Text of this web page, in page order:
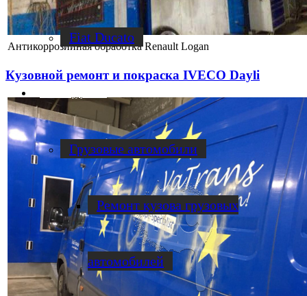
Fiat Ducato
Грузовые автомобили
Ремонт кузова грузовых
автомобилей
Антикоррозийная обработка Renault Logan
Кузовной ремонт и покраска IVECO Dayli